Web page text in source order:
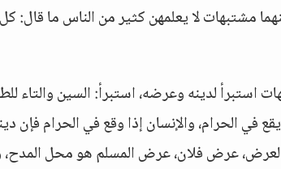
مشتبهات لا يعلمهن كثير من الناس ما قال:
استبرأ لدينه وعرضه، استبرأ: السين والتاء
في الحرام، والإنسان إذا وقع في الحرام
عرض فلان، عرض المسلم هو محل المدح،